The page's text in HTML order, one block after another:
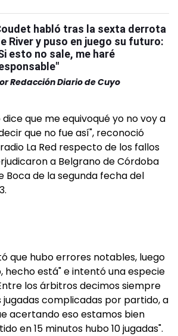
habló tras la sexta derrota
River y puso en juego su futuro:
esto no sale, me haré
Redacción Diario de Cuyo
que me equivoqué yo no voy a
que no fue así", reconoció
La Red respecto de los fallos
a Belgrano de Córdoba
Boca de la segunda fecha del
que hubo errores notables, luego
hecho está" e intentó una especie
los árbitros decimos siempre
jugadas complicadas por partido, a
acertando eso estamos bien
en 15 minutos hubo 10 jugadas".